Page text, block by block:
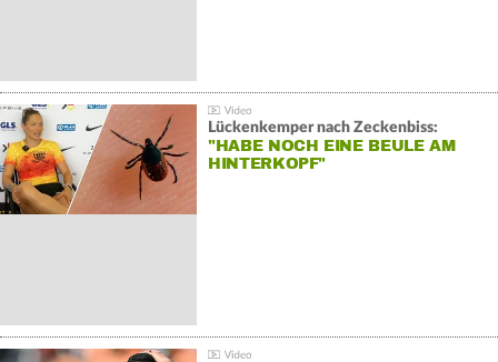
Lückenkemper nach Zeckenbiss:
"HABE NOCH EINE BEULE AM
HINTERKOPF"